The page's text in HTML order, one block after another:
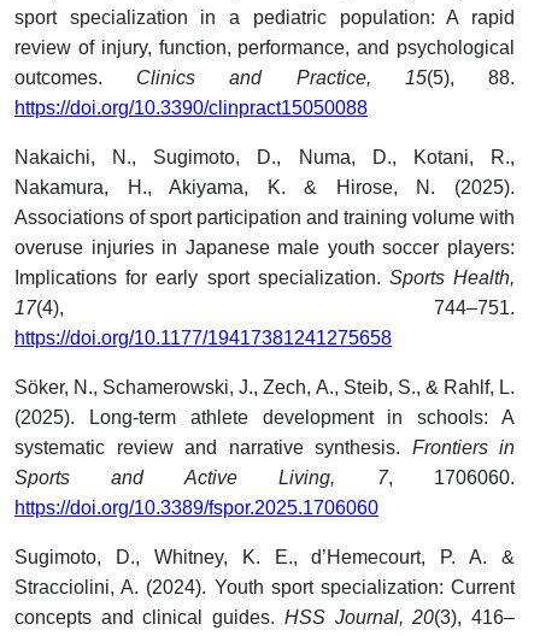
sport specialization in a pediatric population: A rapid
review of injury, function, performance, and psychological
outcomes. Clinics and Practice, 15(5), 88.
https://doi.org/10.3390/clinpract15050088
Nakaichi, N., Sugimoto, D., Numa, D., Kotani, R.,
Nakamura, H., Akiyama, K. & Hirose, N. (2025).
Associations of sport participation and training volume with
overuse injuries in Japanese male youth soccer players:
Implications for early sport specialization. Sports Health,
17(4), 744–751.
https://doi.org/10.1177/19417381241275658
Söker, N., Schamerowski, J., Zech, A., Steib, S., & Rahlf, L.
(2025). Long-term athlete development in schools: A
systematic review and narrative synthesis. Frontiers in
Sports and Active Living, 7, 1706060.
https://doi.org/10.3389/fspor.2025.1706060
Sugimoto, D., Whitney, K. E., d’Hemecourt, P. A. &
Stracciolini, A. (2024). Youth sport specialization: Current
concepts and clinical guides. HSS Journal, 20(3), 416–